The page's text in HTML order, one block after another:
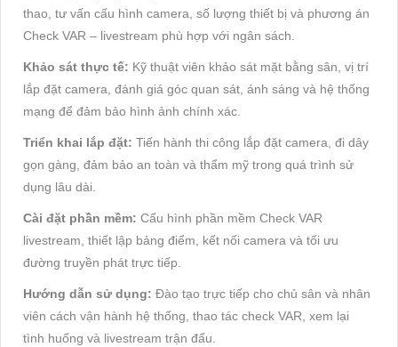
thao, tư vấn cấu hình camera, số lượng thiết bị và phương án
Check VAR – livestream phù hợp với ngân sách.
Khảo sát thực tế: Kỹ thuật viên khảo sát mặt bằng sân, vị trí
lắp đặt camera, đánh giá góc quan sát, ánh sáng và hệ thống
mạng để đảm bảo hình ảnh chính xác.
Triển khai lắp đặt: Tiến hành thi công lắp đặt camera, đi dây
gọn gàng, đảm bảo an toàn và thẩm mỹ trong quá trình sử
dụng lâu dài.
Cài đặt phần mềm: Cấu hình phần mềm Check VAR
livestream, thiết lập bảng điểm, kết nối camera và tối ưu
đường truyền phát trực tiếp.
Hướng dẫn sử dụng: Đào tạo trực tiếp cho chủ sân và nhân
viên cách vận hành hệ thống, thao tác check VAR, xem lại
tình huống và livestream trận đấu.